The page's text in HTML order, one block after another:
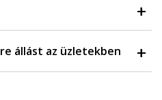
állást az üzletekben